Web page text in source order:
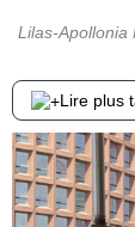
Lilas-Apollonia
Lire plus